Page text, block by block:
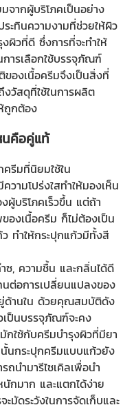
ากผู้บริโภคเป็นอย่าง
ระทินความงามที่ช่วยให้ผิว
วที่ดี ซึ่งการที่จะทำให้
การเลือกใช้บรรจุภัณฑ์
องเนื้อครีมจึงเป็นสิ่งที่
วัสดุที่ใช้ในการผลิต
ถูกต้อง
นคือคู่แท้
รีมที่นิยมใช้ใน
ามโปร่งใสทำให้มองเห็น
ผู้บริโภคเร็วขึ้น แต่ถ้า
งเนื้อครีม ก็ไม่ต้องเป็น
ทำให้กระปุกแก้วมีทั้งสี
, ความชื้น และกลิ่นได้ดี
ต่อการเปลี่ยนแปลงของ
ด้านใน ด้วยคุณสมบัติดัง
เป็นบรรจุภัณฑ์จะคง
ใช้กับครีมบำรุงผิวที่มียา
นกระปุกครีมแบบแก้วยัง
นำมารีไซเคิลเพื่อนำ
กมาก และแตกได้ง่าย
มัดระวังในการจัดเก็บและ